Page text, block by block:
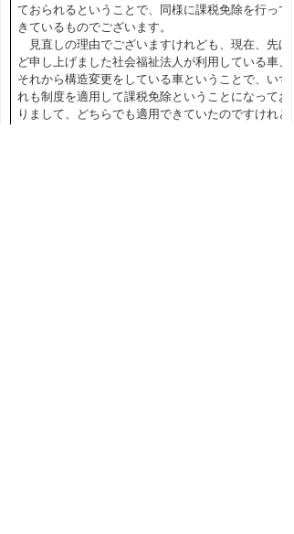
ておられるということで、同様に課税免除を行って
きているものでございます。
見直しの理由でございますけれども、現在、先ほ
ど申し上げました社会福祉法人が利用している車、
それから構造変更をしている車ということで、いず
れも制度を適用して課税免除ということになってお
りまして、どちらでも適用できていたのですけれど